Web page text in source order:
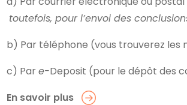
toutefois, pour l’envoi des
b) Par téléphone (vous trouverez les
c) Pare-Deposit (pour le dépôt des
En savoir plus